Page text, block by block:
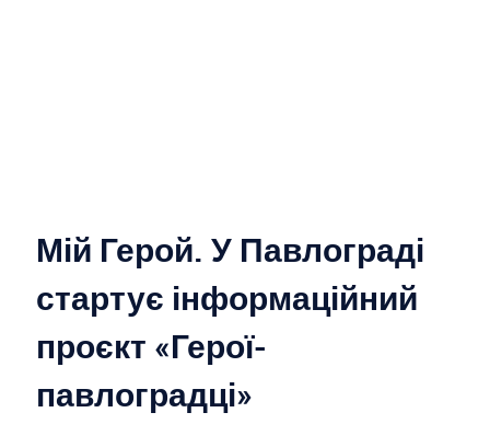
Мій Герой. У Павлограді
стартує інформаційний
проєкт «Герої-
павлоградці»